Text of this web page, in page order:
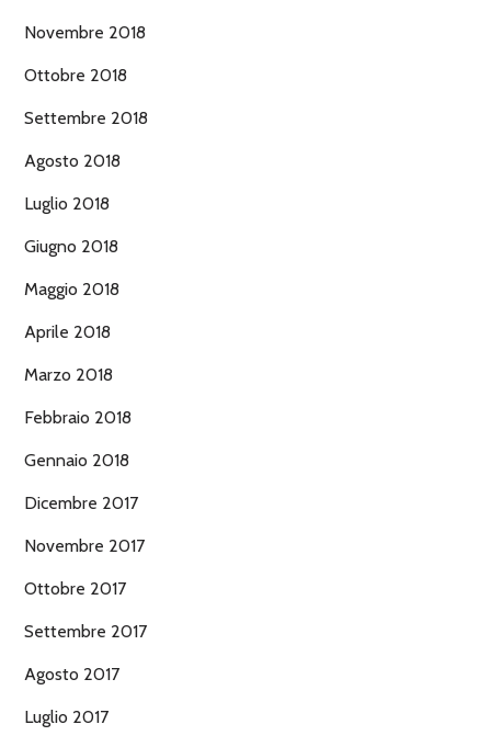
Novembre 2018
Ottobre 2018
Settembre 2018
Agosto 2018
Luglio 2018
Giugno 2018
Maggio 2018
Aprile 2018
Marzo 2018
Febbraio 2018
Gennaio 2018
Dicembre 2017
Novembre 2017
Ottobre 2017
Settembre 2017
Agosto 2017
Luglio 2017